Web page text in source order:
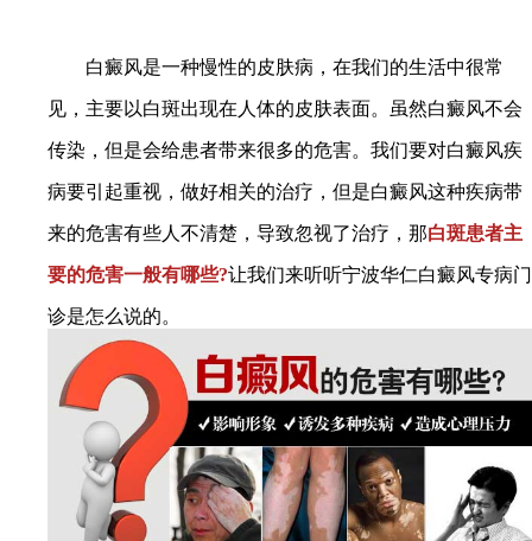
白癜风是一种慢性的皮肤病，在我们的生活中很常
见，主要以白斑出现在人体的皮肤表面。虽然白癜风不会
传染，但是会给患者带来很多的危害。我们要对白癜风疾
病要引起重视，做好相关的治疗，但是白癜风这种疾病带
来的危害有些人不清楚，导致忽视了治疗，那白斑患者主
要的危害一般有哪些?让我们来听听宁波华仁白癜风专病门
诊是怎么说的。